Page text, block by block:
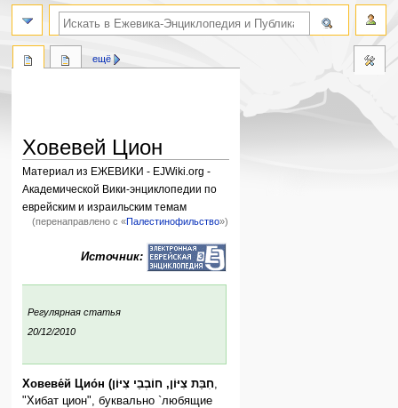
Ховевей Цион
Материал из ЕЖЕВИКИ - EJWiki.org -
Академической Вики-энциклопедии по
еврейским и израильским темам
(перенаправлено с «Палестинофильство»)
Источник:
Регулярная статья
20/12/2010
Ховеве́й Цио́н (חִבַּת צִיּוֹן, חוֹבְבֵי צִיּוֹן
"Хибат цион", буквально `любящие
ещё
поиск по словам